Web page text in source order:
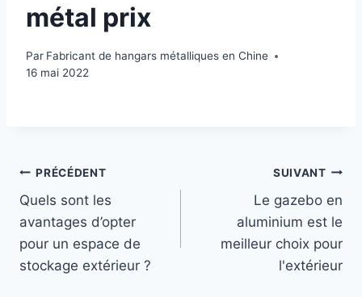
métal prix
Par Fabricant de hangars métalliques en Chine
16 mai 2022
PRÉCÉDENT
Quels sont les
avantages d’opter
pour un espace de
stockage extérieur ?
SUIVANT
Le gazebo en
aluminium est le
meilleur choix pour
l'extérieur